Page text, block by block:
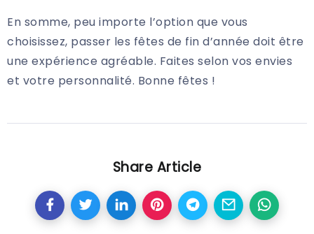
En somme, peu importe l’option que vous
choisissez, passer les fêtes de fin d’année doit être
une expérience agréable. Faites selon vos envies
et votre personnalité. Bonne fêtes !
Share Article